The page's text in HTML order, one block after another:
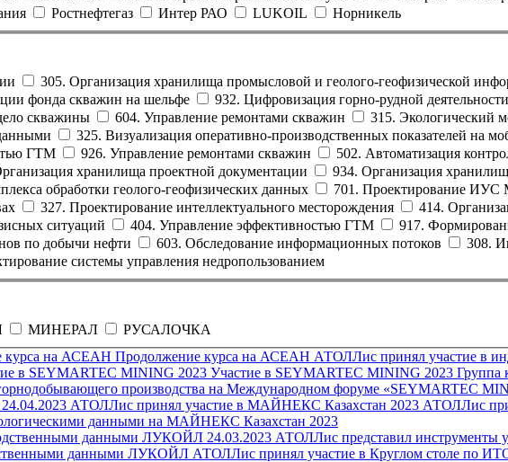
Ростнефтегаз Интер РАО LUKOIL Норникель
305. Организация хранилища промысловой и геолого-геофизической
фонда скважин на шельфе 932. Цифровизация горно-рудной деятельности
скважины 604. Управление ремонтами скважин 315. Экологический
325. Визуализация оперативно-производственных показателей на
ГТМ 926. Управление ремонтами скважин 502. Автоматизация
хранилища проектной документации 934. Организация
обработки геолого-геофизических данных
701. Проектирование
327. Проектирование интеллектуального месторождения 414.
ситуаций
404. Управление эффективностью ГТМ 917.
по добычи нефти 603. Обследование информационных потоков 308.
системы управления недропользованием
МИНЕРАЛ
РУСАЛОЧКА
курса на АСЕАН Продолжение курса на АСЕАН АТОЛЛис принял участие в
в SEYMARTEC MINING 2023 Участие в SEYMARTEC MINING 2023 Группа
производства на Международном форуме «SEYMARTEC
24.04.2023 АТОЛЛис принял участие в МАЙНЕКС Казахстан 2023 АТОЛЛис
данными на МАЙНЕКС Казахстан 2023
24.03.2023 АТОЛЛис представил
данными ЛУКОЙЛ АТОЛЛис принял участие в Круглом столе по ИТО